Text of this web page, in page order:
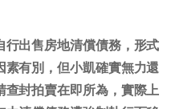
行出售房地清償債務，形式
有別，但小凱確實無力還
封拍賣在即所為，實際上